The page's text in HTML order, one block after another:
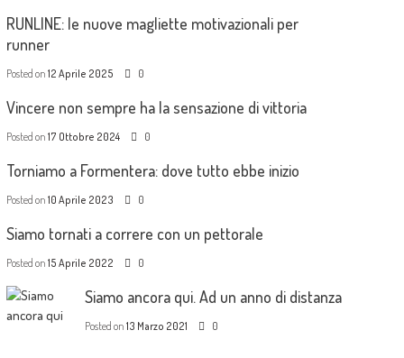
RUNLINE: le nuove magliette motivazionali per
runner
Posted on 12 Aprile 2025 0
Vincere non sempre ha la sensazione di vittoria
Posted on 17 Ottobre 2024 0
Torniamo a Formentera: dove tutto ebbe inizio
Posted on 10 Aprile 2023 0
Siamo tornati a correre con un pettorale
Posted on 15 Aprile 2022 0
Siamo ancora qui. Ad un anno di distanza
Posted on 13 Marzo 2021 0